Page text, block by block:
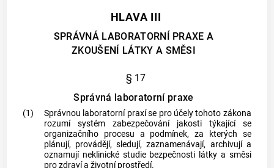
HLAVA III
SPRÁVNÁ LABORATORNÍ PRAXE A
ZKOUŠENÍ LÁTKY A SMĚSI
§ 17
Správná laboratorní praxe
(1) Správnou laboratorní praxíse pro účely tohoto zákona
rozumí systém zabezpečování jakosti týkající se
organizačního procesu a podmínek, za kterých se
plánují, provádějí, sledují, zaznamenávají, archivují a
oznamují neklinické studie bezpečnosti látky a směsi
pro zdraví a životní prostředí.